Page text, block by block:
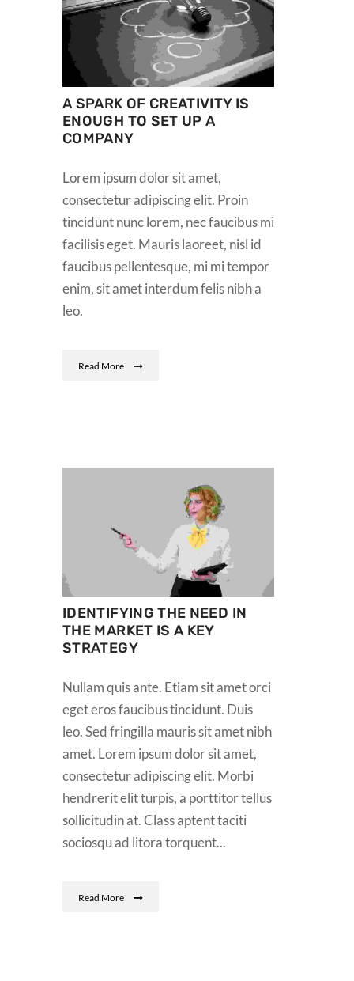
A SPARK OF CREATIVITY IS
ENOUGH TO SET UP A
COMPANY
Lorem ipsum dolor sit amet,
consectetur adipiscing elit. Proin
tincidunt nunc lorem, nec faucibus mi
facilisis eget. Mauris laoreet, nisl id
faucibus pellentesque, mi mi tempor
enim, sit amet interdum felis nibh a
leo.
Read More
IDENTIFYING THE NEED IN
THE MARKET IS A KEY
STRATEGY
Nullam quis ante. Etiam sit amet orci
eget eros faucibus tincidunt. Duis
leo. Sed fringilla mauris sit amet nibh
amet. Lorem ipsum dolor sit amet,
consectetur adipiscing elit. Morbi
hendrerit elit turpis, a porttitor tellus
sollicitudin at. Class aptent taciti
sociosqu ad litora torquent...
Read More